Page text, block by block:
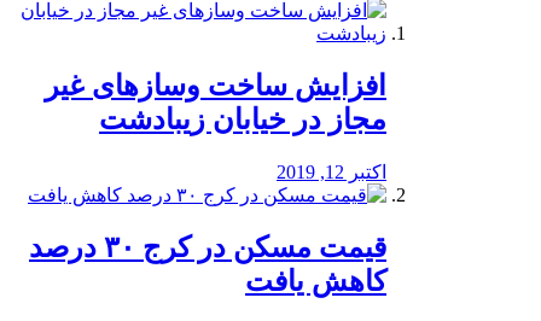
افزایش ساخت وسازهای غیر
مجاز در خیابان زیبادشت
اکتبر 12, 2019
️قیمت مسکن در کرج ۳۰ درصد
کاهش یافت